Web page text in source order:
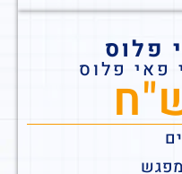
פלוס
פאי פלוס